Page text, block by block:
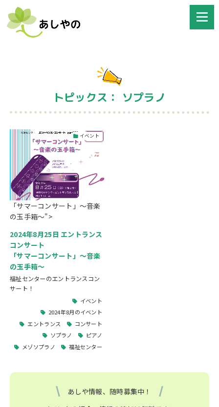
トピックス： ソプラノ
イベント
「サマーコンサート」～音楽
の玉手箱～">
2024年8月25日 エントランス
コンサート
「サマーコンサート」～音楽
の玉手箱～
福祉センターのエントランスコン
サート！
イベント
2024年8月のイベント
エントランス
コンサート
ソプラノ
ピアノ
メゾソプラノ
福祉センター
あしや情報、随時募集中！